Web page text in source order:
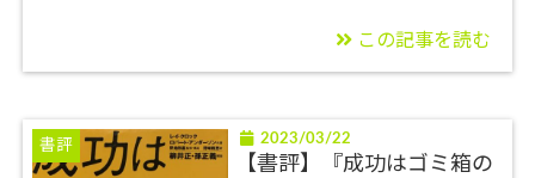
この記事を読む
書評 2023/03/22
【書評】『成功はゴミ箱の